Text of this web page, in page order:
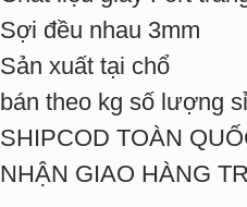
Sợi đều nhau 3mm
Sản xuất tại chổ
bán theo kg số lượng
SHIPCOD TOÀN
NHẬN GIAO HÀNG